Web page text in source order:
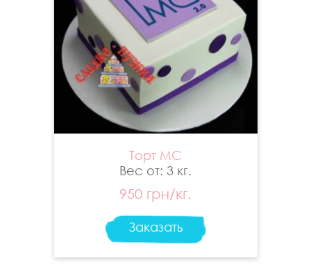
Торт МС
Вес от: 3 кг.
950 грн/кг.
Заказать